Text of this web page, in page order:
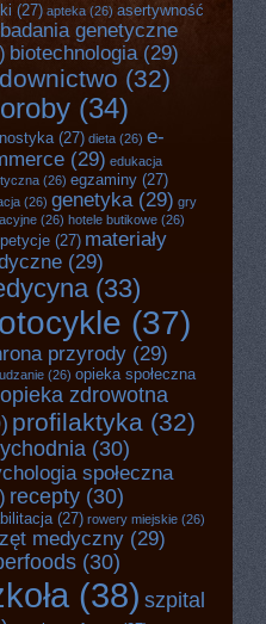
(27) apteka (26) asertywność
badania genetyczne
biotechnologia (29)
(32)
(34)
(27) dieta (26) e-
(29) edukacja
(26) egzaminy (27)
(26) genetyka (29) gry
(26) hotele butikowe (26)
(27) materiały
(29)
(33)
(37)
przyrody (29)
(26) opieka społeczna
opieka zdrowotna
profilaktyka (32)
(30)
społeczna
recepty (30)
(27) rowery miejskie (26)
medyczny (29)
(30)
(38) szpital